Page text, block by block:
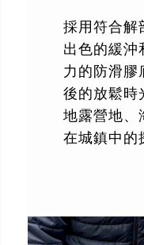
採用符合解
出色的緩沖
力的防滑膠
後的放鬆時
地露營地、
在城鎮中的